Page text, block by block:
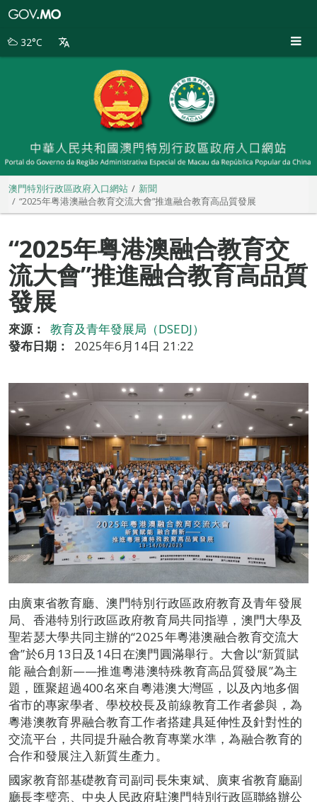
別
32°C
澳門特別行政區政府入口網站
新聞
“2025年粤港澳融合教育交流大會”推進融合教育高品質發展
“2025年粤港澳融合教育交
流大會”推進融合教育高品質
發展
來源：
教育及青年發展局（DSEDJ）
發布日期：
2025年6月14日 21:22
由廣東省教育廳、澳門特別行政區政府教育及青年發展
局、香港特別行政區政府教育局共同指導，澳門大學及
聖若瑟大學共同主辦的“2025年粵港澳融合教育交流大
會”於6月13日及14日在澳門圓滿舉行。大會以“新質賦
能 融合創新——推進粵港澳特殊教育高品質發展”為主
題，匯聚超過400名來自粵港澳大灣區，以及內地多個
省市的專家學者、學校校長及前線教育工作者參與，為
粵港澳教育界融合教育工作者搭建具延伸性及針對性的
交流平台，共同提升融合教育專業水準，為融合教育的
合作和發展注入新質生產力。
國家教育部基礎教育司副司長朱東斌、廣東省教育廳副
廳長李璧亮、中央人民政府駐澳門特別行政區聯絡辦公